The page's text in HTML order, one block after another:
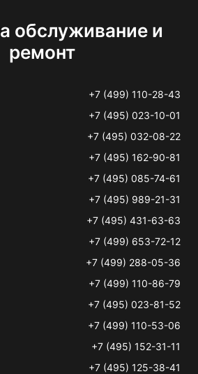
обслуживание и
ремонт
+7 (499) 110-28-43
+7 (495) 023-10-01
+7 (495) 032-08-22
+7 (495) 162-90-81
+7 (495) 085-74-61
+7 (495) 989-21-31
+7 (495) 431-63-63
+7 (499) 653-72-12
+7 (499) 288-05-36
+7 (499) 110-86-79
+7 (495) 023-81-52
+7 (499) 110-53-06
+7 (495) 152-31-11
+7 (495) 125-38-41